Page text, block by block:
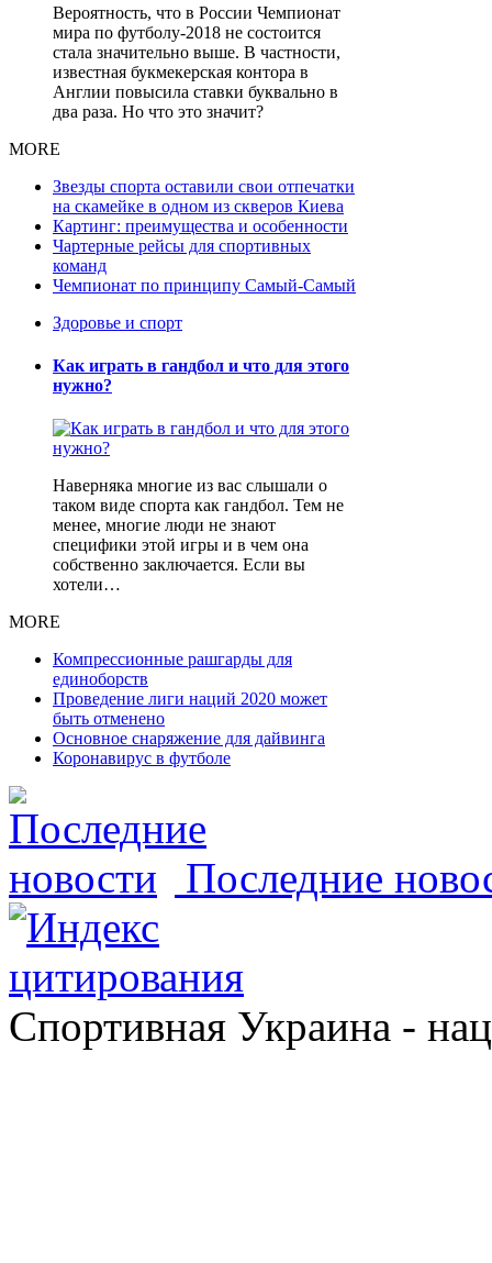
Вероятность, что в России Чемпионат
мира по футболу-2018 не состоится
стала значительно выше. В частности,
известная букмекерская контора в
Англии повысила ставки буквально в
два раза. Но что это значит?
MORE
Звезды спорта оставили свои отпечатки
на скамейке в одном из скверов Киева
Картинг: преимущества и особенности
Чартерные рейсы для спортивных
команд
Чемпионат по принципу Самый-Самый
Здоровье и спорт
Как играть в гандбол и что для этого
нужно?
Наверняка многие из вас слышали о
таком виде спорта как гандбол. Тем не
менее, многие люди не знают
специфики этой игры и в чем она
собственно заключается. Если вы
хотели…
MORE
Компрессионные рашгарды для
единоборств
Проведение лиги наций 2020 может
быть отменено
Основное снаряжение для дайвинга
Коронавирус в футболе
Последние
Спортивная Украина -